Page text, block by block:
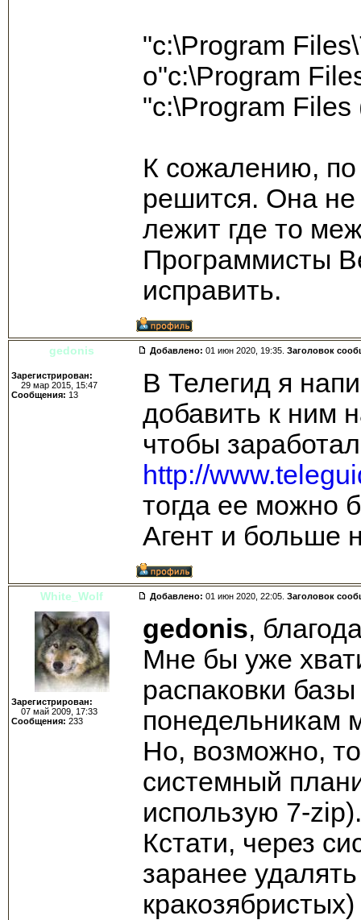
"c:\Program
o"c:\Program
"c:\Program
К сожалению,
решится. Она не
лежит где то
Программисты
исправить.
gedonis Добавлено: 01 июн 2020, 19:35. Заголовок
Зарегистрирован:
29 мар 2015, 15:47
Сообщения: 13
В Телегид я
добавить к ним
чтобы
http://
тогда ее можно
Агент и больше
White_Wolf Добавлено: 01 июн 2020, 22:05. Заголовок
Зарегистрирован:
07 май 2009, 17:33
Сообщения: 233
gedonis,
Мне бы уже
распаковки
понедельникам
Но, возможно,
системный
использую 7-
Кстати, через
заранее